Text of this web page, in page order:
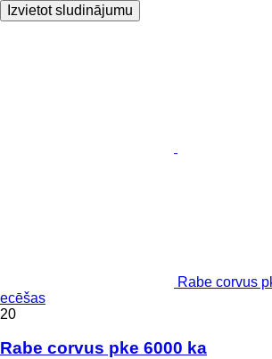
Izvietot sludinājumu
Rabe corvus
ecēšas
20
Rabe corvus pke 6000 ka